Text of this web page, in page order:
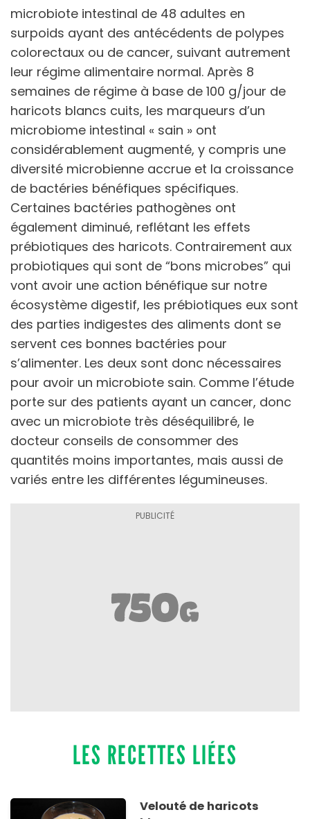
microbiote intestinal de 48 adultes en
surpoids ayant des antécédents de polypes
colorectaux ou de cancer, suivant autrement
leur régime alimentaire normal. Après 8
semaines de régime à base de 100 g/jour de
haricots blancs cuits, les marqueurs d’un
microbiome intestinal « sain » ont
considérablement augmenté, y compris une
diversité microbienne accrue et la croissance
de bactéries bénéfiques spécifiques.
Certaines bactéries pathogènes ont
également diminué, reflétant les effets
prébiotiques des haricots. Contrairement aux
probiotiques qui sont de “bons microbes” qui
vont avoir une action bénéfique sur notre
écosystème digestif, les prébiotiques eux sont
des parties indigestes des aliments dont se
servent ces bonnes bactéries pour
s’alimenter. Les deux sont donc nécessaires
pour avoir un microbiote sain. Comme l’étude
porte sur des patients ayant un cancer, donc
avec un microbiote très déséquilibré, le
docteur conseils de consommer des
quantités moins importantes, mais aussi de
variés entre les différentes légumineuses.
LES RECETTES LIÉES
Velouté de haricots